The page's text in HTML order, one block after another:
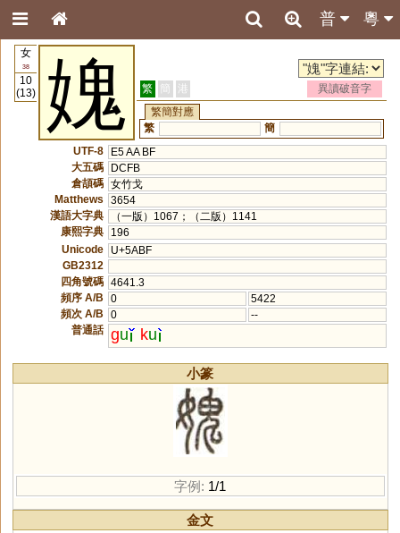
粵
普
女
38
10
(13)
媿 繁 簡 港
異讀破音字
繁簡對應
繁
簡
UTF-8
E5 AA BF
大五碼
DCFB
倉頡碼 女竹戈
Matthews
3654
漢語大字典
（一版）1067；（二版）1141
康熙字典
196
Unicode
U+5ABF
GB2312
四角號碼 4641.3
頻序 A/B
0
5422
頻次 A/B
0
--
普通話 gu ku
小篆
字例: 1/1
金文